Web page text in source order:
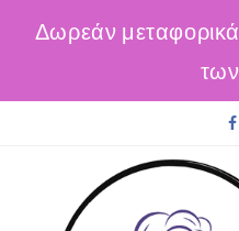
Δωρεάν